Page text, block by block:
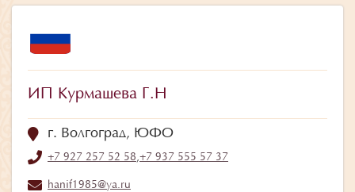
ИП Курмашева Г.Н
г. Волгоград, ЮФО
+7 927 257 52 58,+7 937 555 57 37
hanif1985@ya.ru